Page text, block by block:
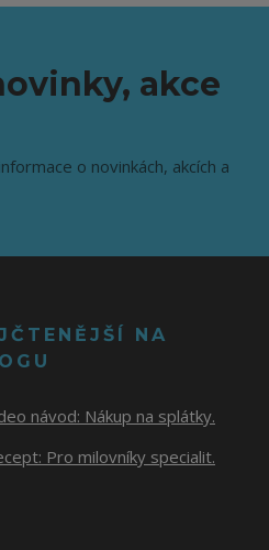
akce
o novinkách, akcích a
NA
návod: Nákup na splátky.
Pro milovníky specialit.